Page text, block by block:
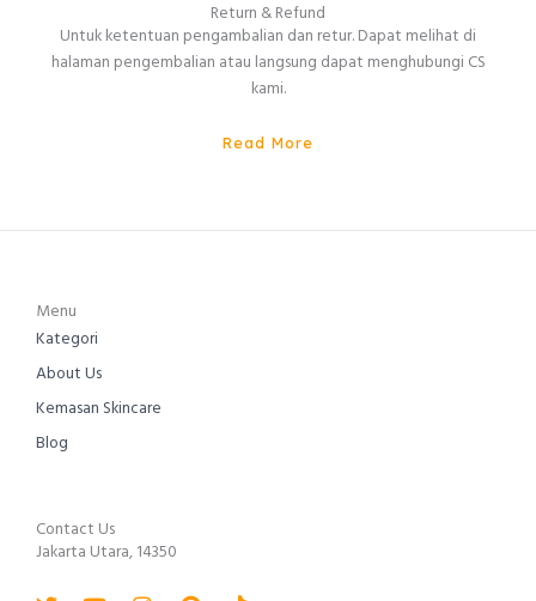
Return & Refund
Untuk ketentuan pengambalian dan retur. Dapat melihat di
halaman pengembalian atau langsung dapat menghubungi CS
kami.
Read More
Menu
Kategori
About Us
Kemasan Skincare
Blog
Contact Us
Jakarta Utara, 14350